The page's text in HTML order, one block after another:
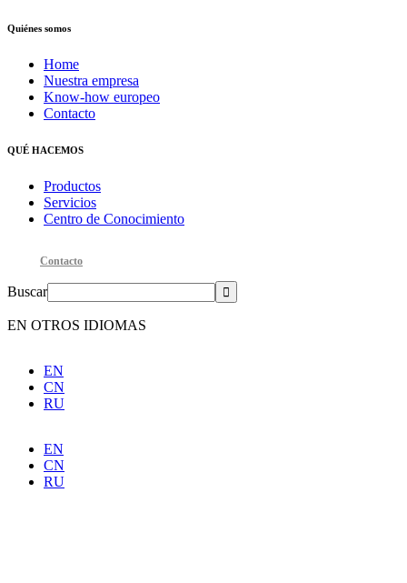
Quiénes somos
Home
Nuestra empresa
Know-how europeo
Contacto
QUÉ HACEMOS
Productos
Servicios
Centro de Conocimiento
Contacto
Buscar
EN OTROS IDIOMAS
EN
CN
RU
EN
CN
RU